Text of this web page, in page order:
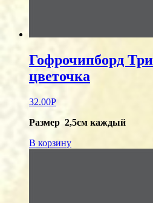
Гофрочипборд
цветочка
32.00Р
Размер 2,5см каждый
В корзину